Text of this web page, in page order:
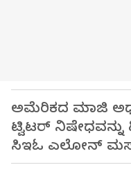
ಅಮೆರಿಕದ ಮಾಜಿ
ಟ್ವಿಟರ್ ನಿಷೇಧವನ್ನು
ಸಿಇಓ ಎಲೋನ್ ಮಸ್ಕ್